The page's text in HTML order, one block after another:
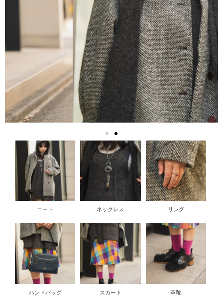
コート ネックレス リング
ハンドバッグ スカート 革靴